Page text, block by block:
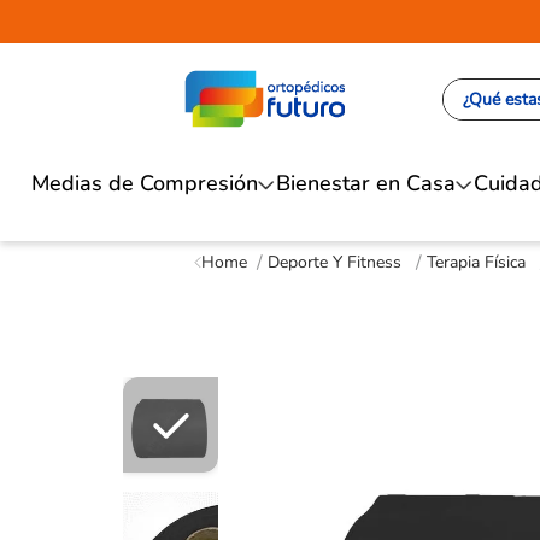
¿Qué
Medias de Compresión Bienestar en Casa
Deporte Y Fitness Terapia Física